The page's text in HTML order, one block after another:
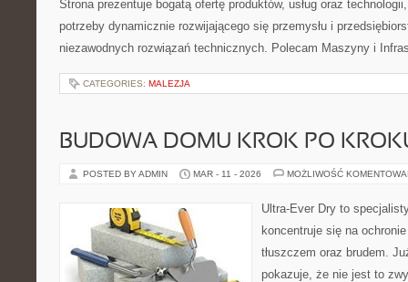
Strona prezentuje bogatą ofertę produktów, usług oraz
potrzeby dynamicznie rozwijającego się przemysłu i
niezawodnych rozwiązań technicznych. Polecam Maszyny i
CATEGORIES: MALEZJA
BUDOWA DOMU KROK PO
POSTED BY ADMIN MAR - 11 - 2026 MOŻLIWOŚĆ
Ultra-Ever Dry to
koncentruje się na
tłuszczem oraz brudem.
pokazuje, że nie jest to